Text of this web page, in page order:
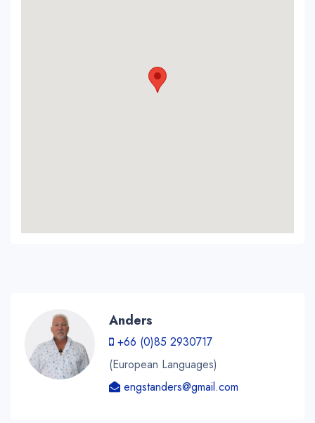
Anders
+66 (0)85 2930717
(European Languages)
engstanders@gmail.com